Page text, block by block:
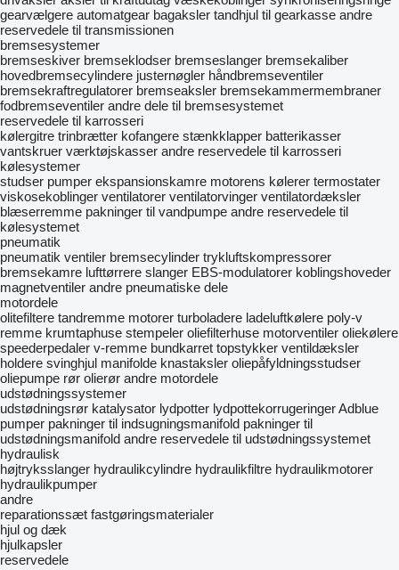
gearvælgere automatgear bagaksler tandhjul til gearkasse andre
reservedele til transmissionen
bremsesystemer
bremseskiver bremseklodser bremseslanger bremsekaliber
hovedbremsecylindere justernøgler håndbremseventiler
bremsekraftregulatorer bremseaksler bremsekammermembraner
fodbremseventiler andre dele til bremsesystemet
reservedele til karrosseri
kølergitre trinbrætter kofangere stænkklapper batterikasser
vantskruer værktøjskasser andre reservedele til karrosseri
kølesystemer
studser pumper ekspansionskamre motorens kølerer termostater
viskosekoblinger ventilatorer ventilatorvinger ventilatordæksler
blæserremme pakninger til vandpumpe andre reservedele til
kølesystemet
pneumatik
pneumatik ventiler bremsecylinder trykluftskompressorer
bremsekamre lufttørrere slanger EBS-modulatorer koblingshoveder
magnetventiler andre pneumatiske dele
motordele
olitefiltere tandremme motorer turboladere ladeluftkølere poly-v
remme krumtaphuse stempeler oliefilterhuse motorventiler oliekølere
speederpedaler v-remme bundkarret topstykker ventildæksler
holdere svinghjul manifolde knastaksler oliepåfyldningsstudser
oliepumpe rør olierør andre motordele
udstødningssystemer
udstødningsrør katalysator lydpotter lydpottekorrugeringerAdblue
pumper pakninger til indsugningsmanifold pakninger til
udstødningsmanifold andre reservedele til udstødningssystemet
hydraulisk
højtryksslanger hydraulikcylindre hydraulikfiltre hydraulikmotorer
hydraulikpumper
andre
reparationssæt fastgøringsmaterialer
hjul og dæk
hjulkapsler
reservedele